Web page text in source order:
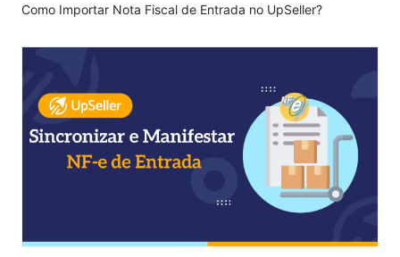
Como Importar Nota Fiscal de Entrada no UpSeller?